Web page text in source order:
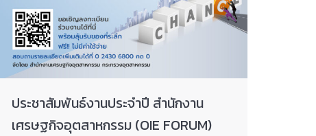
ประชาสัมพันธ์งานประจำปี สำนักงาน
เศรษฐกิจอุตสาหกรรม (OIE FORUM)